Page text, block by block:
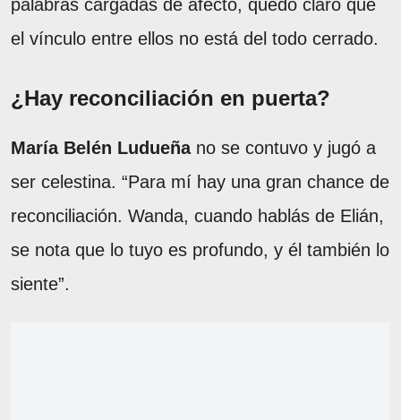
palabras cargadas de afecto, quedó claro que
el vínculo entre ellos no está del todo cerrado.
¿Hay reconciliación en puerta?
María Belén Ludueñano se contuvo y jugó a
ser celestina. “Para mí hay una gran chance de
reconciliación. Wanda, cuando hablás de Elián,
se nota que lo tuyo es profundo, y él también lo
siente”.